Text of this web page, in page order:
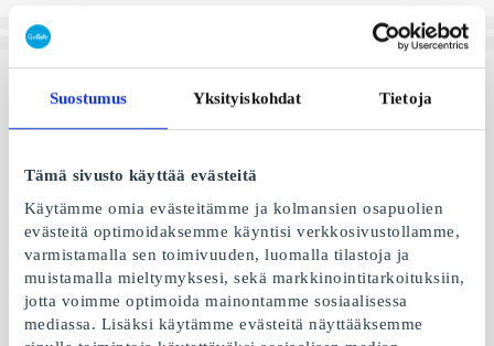
Suostumus Yksityiskohdat Tietoja
Tämä sivusto käyttää evästeitä
Käytämme omia evästeitämme ja kolmansien osapuolien
evästeitä optimoidaksemme käyntisi verkkosivustollamme,
varmistamalla sen toimivuuden, luomalla tilastoja ja
muistamalla mieltymyksesi, sekä markkinointitarkoituksiin,
jotta voimme optimoida mainontamme sosiaalisessa
mediassa. Lisäksi käytämme evästeitä näyttääksemme